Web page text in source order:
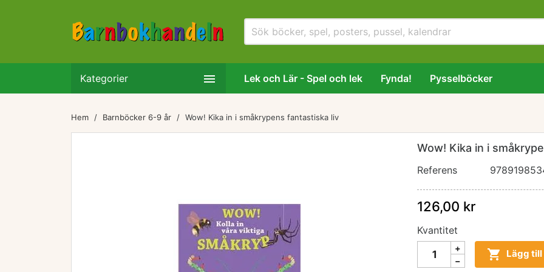
Kategorier  Lek och Lär - Spel och lek Fynda! Pysselböcker
Hem Barnböcker 6-9 år Wow! Kika in i småkrypens fantastiska liv
Wow! Kika in i
Referens
126,00 kr
Kvantitet
 Lägg